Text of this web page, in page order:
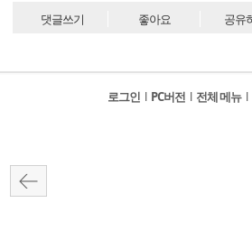
댓글쓰기 좋아요 공유
로그인 l PC버전 l 전체 메뉴 l